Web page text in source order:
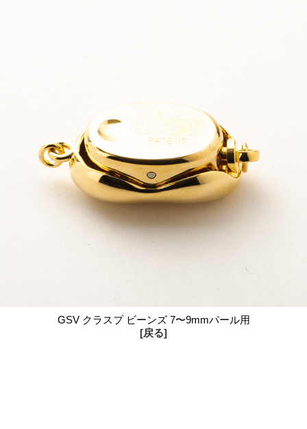
GSV クラスプ ビーンズ 7〜9mmパール用
[戻る]